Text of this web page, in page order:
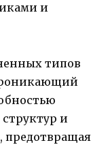
и
типов
и
предотвращая